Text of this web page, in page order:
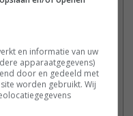
de boter in een pan,
gladde roux
bij beetje toe en roer
Voeg het ei, de
toe.
in een pan en bak
en informatie van uw
apparaatgegevens)
door en gedeeld met
worden gebruikt. Wij